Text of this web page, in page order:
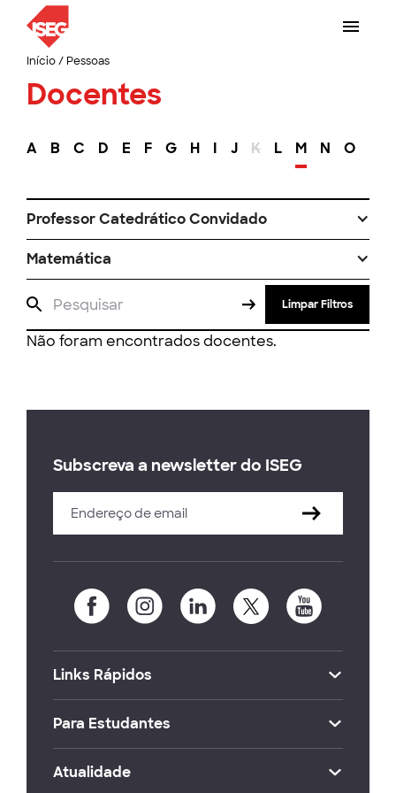
Início/ Pessoas
Docentes
A B C D E F G H I J K L M N O
Professor Catedrático Convidado
Matemática
Limpar Filtros
Não foram encontrados docentes.
Subscreva a newsletter do ISEG
Links Rápidos
Para Estudantes
Atualidade